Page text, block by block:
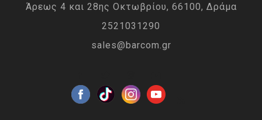
Άρεως 4 και 28ης Οκτωβρίου, 66100, Δράμα
2521031290
sales@barcom.gr